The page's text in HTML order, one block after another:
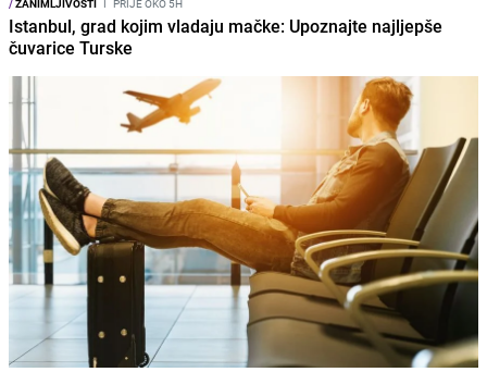
/ZANIMLJIVOSTI I PRIJE OKO 5H
Istanbul, grad kojim vladaju mačke: Upoznajte najljepše
čuvarice Turske